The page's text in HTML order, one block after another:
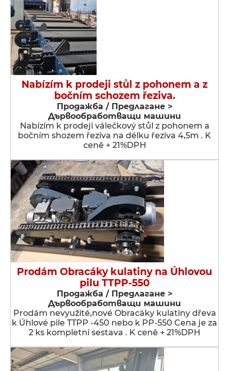
Nabízím k prodeji stůl z pohonem a z
bočním schozem řeziva.
Продажба / Предлагане >
Дървообработващи машини
Nabízím k prodeji válečkový stůl z pohonem a
bočním shozem řeziva na délku řeziva 4,5m . K
ceně + 21%DPH
Prodám Obracáky kulatiny na Úhlovou
pilu TTPP-550
Продажба / Предлагане >
Дървообработващи машини
Prodám nevyužité,nové Obracáky kulatiny dřeva
k Úhlové pile TTPP -450 nebo k PP-550 Cena je za
2 ks kompletní sestava . K ceně + 21%DPH